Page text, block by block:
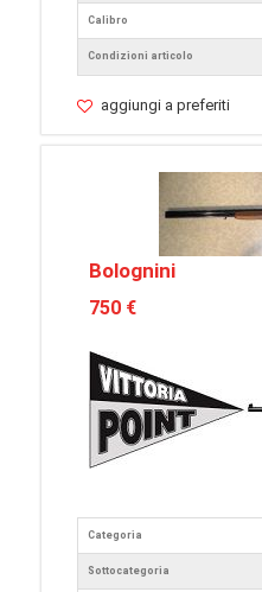
Calibro
Condizioni articolo
aggiungi a preferiti
Bolognini
750 €
Categoria
Sottocategoria